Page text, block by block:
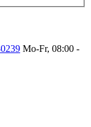
Mo-Fr, 08:00 -